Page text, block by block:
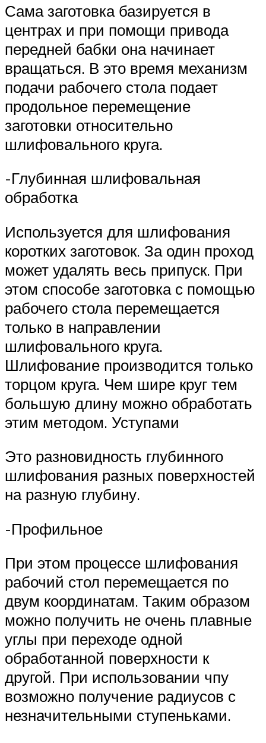
Сама заготовка базируется в
центрах и при помощи привода
передней бабки она начинает
вращаться. В это время механизм
подачи рабочего стола подает
продольное перемещение
заготовки относительно
шлифовального круга.
-Глубинная шлифовальная
обработка
Используется для шлифования
коротких заготовок. За один проход
может удалять весь припуск. При
этом способе заготовка с помощью
рабочего стола перемещается
только в направлении
шлифовального круга.
Шлифование производится только
торцом круга. Чем шире круг тем
большую длину можно обработать
этим методом. Уступами
Это разновидность глубинного
шлифования разных поверхностей
на разную глубину.
-Профильное
При этом процессе шлифования
рабочий стол перемещается по
двум координатам. Таким образом
можно получить не очень плавные
углы при переходе одной
обработанной поверхности к
другой. При использовании чпу
возможно получение радиусов с
незначительными ступеньками.